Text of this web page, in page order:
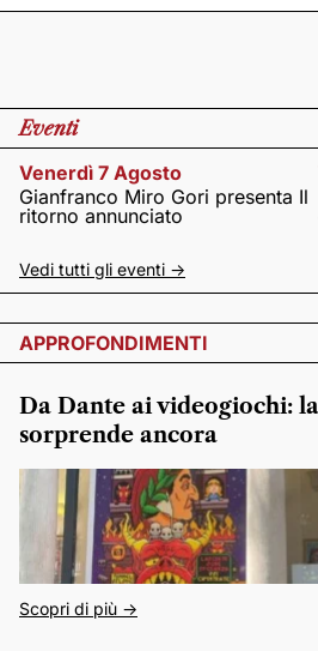
Eventi
Venerdì 7 Agosto
Gianfranco Miro Gori presenta Il
ritorno annunciato
Vedi tutti gli eventi ->
APPROFONDIMENTI
Da Dante ai videogiochi:
sorprende ancora
Scopri di più ->